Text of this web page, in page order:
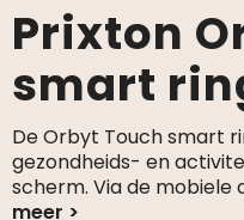
Paraplu's
Caps & Beanies
Tassen
Drinkwaren
Prixton
smart
De Orbyt Touch smart
gezondheids- en
scherm. Via de mobiele